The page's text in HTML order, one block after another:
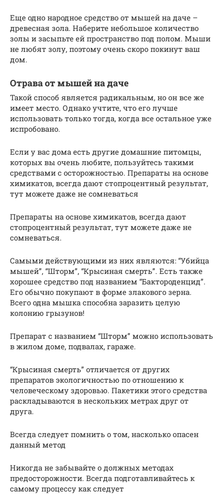
Еще одно народное средство от мышей на даче –
древесная зола. Наберите небольшое количество
золы и засыпьте ей пространство под полом. Мыши
не любят золу, поэтому очень скоро покинут ваш
дом.
Отрава от мышей на даче
Такой способ является радикальным, но он все же
имеет место. Однако учтите, что его лучше
использовать только тогда, когда все остальное уже
испробовано.
Если у вас дома есть другие домашние питомцы,
которых вы очень любите, пользуйтесь такими
средствами с осторожностью. Препараты на основе
химикатов, всегда дают стопроцентный результат,
тут можете даже не сомневаться
Препараты на основе химикатов, всегда дают
стопроцентный результат, тут можете даже не
сомневаться.
Самыми действующими из них являются: “Убийца
мышей”, “Шторм”, “Крысиная смерть”. Есть также
хорошее средство под названием “Бактороденцид”.
Его обычно покупают в форме злакового зерна.
Всего одна мышка способна заразить целую
колонию грызунов!
Препарат с названием “Шторм” можно использовать
в жилом доме, подвалах, гараже.
“Крысиная смерть” отличается от других
препаратов экологичностью по отношению к
человеческому здоровью. Пакетики этого средства
раскладываются в нескольких метрах друг от
друга.
Всегда следует помнить о том, насколько опасен
данный метод
Никогда не забывайте о должных методах
предосторожности. Всегда подготавливайтесь к
самому процессу как следует